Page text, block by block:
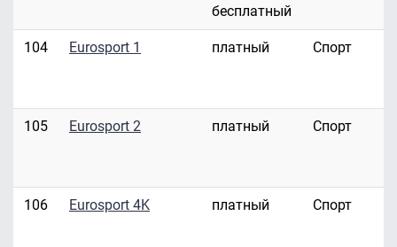
бесплатный
104 Eurosport 1 платный Спорт
105 Eurosport 2 платный Спорт
106 Eurosport 4K платный Спорт